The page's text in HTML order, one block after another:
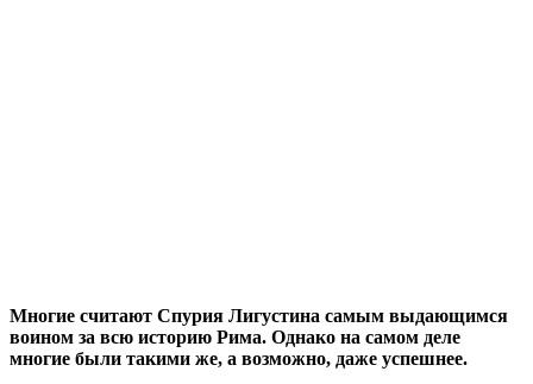
Многие считают Спурия Лигустина самым выдающимся
воином за всю историю Рима. Однако на самом деле
многие были такими же, а возможно, даже успешнее.